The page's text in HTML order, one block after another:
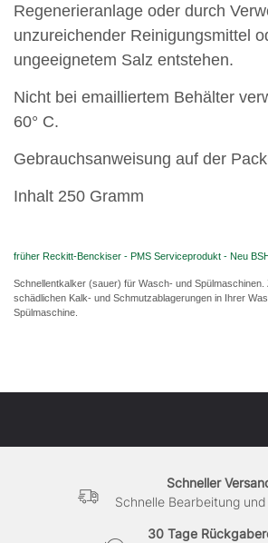
Regenerieranlage oder durch
unzureichender Reinigungsmittel
ungeeignetem Salz entstehen.
Nicht bei emailliertem Behälter
60° C.
Gebrauchsanweisung auf der
Inhalt 250 Gramm
früher Reckitt-Benckiser - PMS Serviceprodukt - Neu
Schnellentkalker (sauer) für Wasch- und Spülmaschinen.
schädlichen Kalk- und Schmutzablagerungen in Ihrer
Spülmaschine.
Schneller
Schnelle Bearbeitung
30 Tage